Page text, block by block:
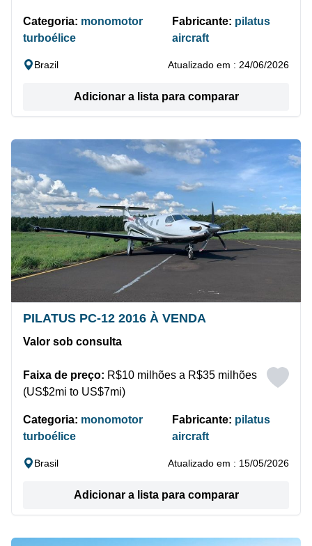
Categoria: monomotor
turboélice
Fabricante: pilatus
aircraft
Brazil Atualizado em : 24/06/2026
Adicionar a lista para comparar
PILATUS PC-12 2016 À VENDA
Valor sob consulta
Faixa de preço: R$10 milhões a R$35 milhões
(US$2mi to US$7mi)
Categoria: monomotor
turboélice
Fabricante: pilatus
aircraft
Brasil Atualizado em : 15/05/2026
Adicionar a lista para comparar